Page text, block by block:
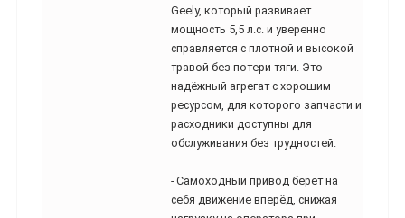
Geely, который развивает
мощность 5,5 л.с. и уверенно
справляется с плотной и высокой
травой без потери тяги. Это
надёжный агрегат с хорошим
ресурсом, для которого запчасти и
расходники доступны для
обслуживания без трудностей.
- Самоходный привод берёт на
себя движение вперёд, снижая